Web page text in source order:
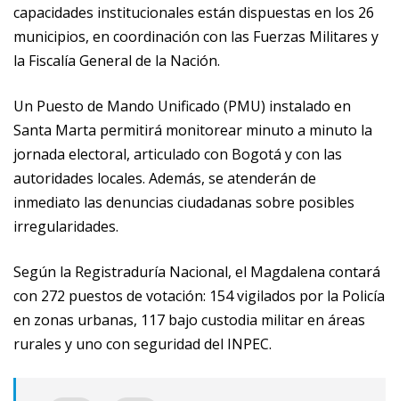
capacidades institucionales están dispuestas en los 26
municipios, en coordinación con las Fuerzas Militares y
la Fiscalía General de la Nación.
Un Puesto de Mando Unificado (PMU) instalado en
Santa Marta permitirá monitorear minuto a minuto la
jornada electoral, articulado con Bogotá y con las
autoridades locales. Además, se atenderán de
inmediato las denuncias ciudadanas sobre posibles
irregularidades.
Según la Registraduría Nacional, el Magdalena contará
con 272 puestos de votación: 154 vigilados por la Policía
en zonas urbanas, 117 bajo custodia militar en áreas
rurales y uno con seguridad del INPEC.